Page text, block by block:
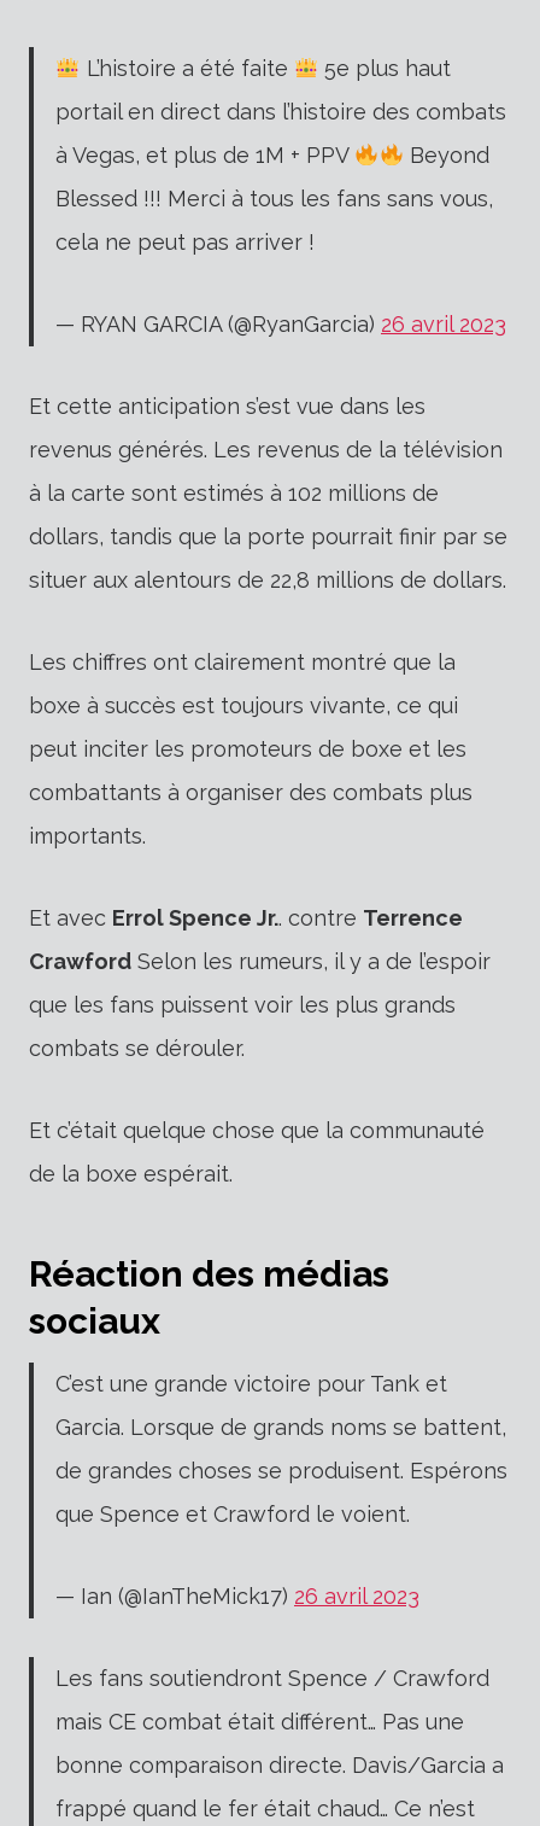
L’histoire a été faite
5e plus haut
portail en direct dans l’histoire des combats
à Vegas, et plus de 1M + PPV
Beyond
Blessed !!! Merci à tous les fans sans vous,
cela ne peut pas arriver !
— RYAN GARCIA (@RyanGarcia) 26 avril 2023
Et cette anticipation s’est vue dans les
revenus générés. Les revenus de la télévision
à la carte sont estimés à 102 millions de
dollars, tandis que la porte pourrait finir par se
situer aux alentours de 22,8 millions de dollars.
Les chiffres ont clairement montré que la
boxe à succès est toujours vivante, ce qui
peut inciter les promoteurs de boxe et les
combattants à organiser des combats plus
importants.
Et avec Errol Spence Jr.. contre Terrence
Crawford Selon les rumeurs, il y a de l’espoir
que les fans puissent voir les plus grands
combats se dérouler.
Et c’était quelque chose que la communauté
de la boxe espérait.
Réaction des médias
sociaux
C’est une grande victoire pour Tank et
Garcia. Lorsque de grands noms se battent,
de grandes choses se produisent. Espérons
que Spence et Crawford le voient.
— Ian (@IanTheMick17) 26 avril 2023
Les fans soutiendront Spence / Crawford
mais CE combat était différent… Pas une
bonne comparaison directe. Davis/Garcia a
frappé quand le fer était chaud… Ce n’est